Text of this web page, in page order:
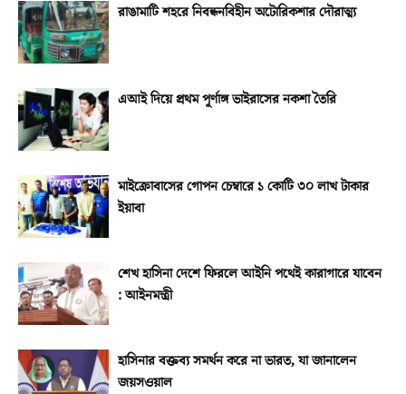
রাঙামাটি শহরে নিবন্ধনবিহীন অটোরিকশার দৌরাত্ম্য
এআই দিয়ে প্রথম পূর্ণাঙ্গ ভাইরাসের নকশা তৈরি
মাইক্রোবাসের গোপন চেম্বারে ১ কোটি ৩০ লাখ টাকার
ইয়াবা
শেখ হাসিনা দেশে ফিরলে আইনি পথেই কারাগারে যাবেন
: আইনমন্ত্রী
হাসিনার বক্তব্য সমর্থন করে না ভারত, যা জানালেন
জয়সওয়াল